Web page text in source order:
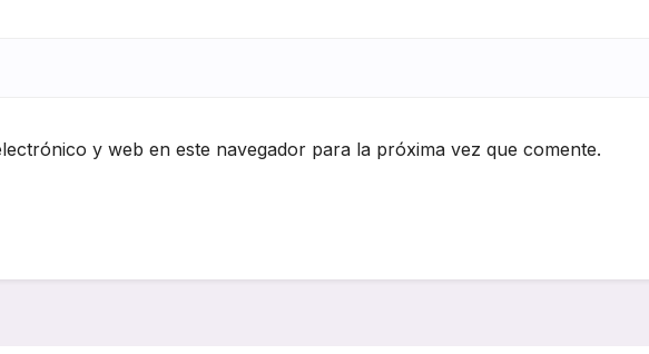
y web en este navegador para la próxima vez que comente.